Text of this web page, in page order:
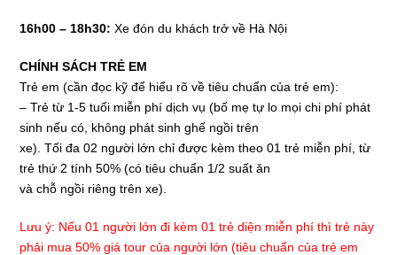
16h00 – 18h30: Xe đón du khách trở về Hà Nội
CHÍNH SÁCH TRẺ EM
Trẻ em (cần đọc kỹ để hiểu rõ về tiêu chuẩn của trẻ em):
–Trẻ từ 1-5 tuổi miễn phí dịch vụ (bố mẹ tự lo mọi chi phí phát
sinh nếu có, không phát sinh ghế ngồi trên
xe). Tối đa 02 người lớn chỉ được kèm theo 01 trẻ miễn phí, từ
trẻ thứ 2 tính 50% (có tiêu chuẩn 1/2 suất ăn
và chỗ ngồi riêng trên xe).
Lưu ý: Nếu 01 người lớn đi kèm 01 trẻ diện miễn phí thì trẻ này
phải mua 50% giá tour của người lớn (tiêu chuẩn của trẻ em